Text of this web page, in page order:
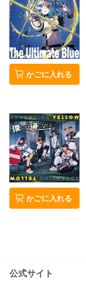
かごに入れる
かごに入れる
公式サイト